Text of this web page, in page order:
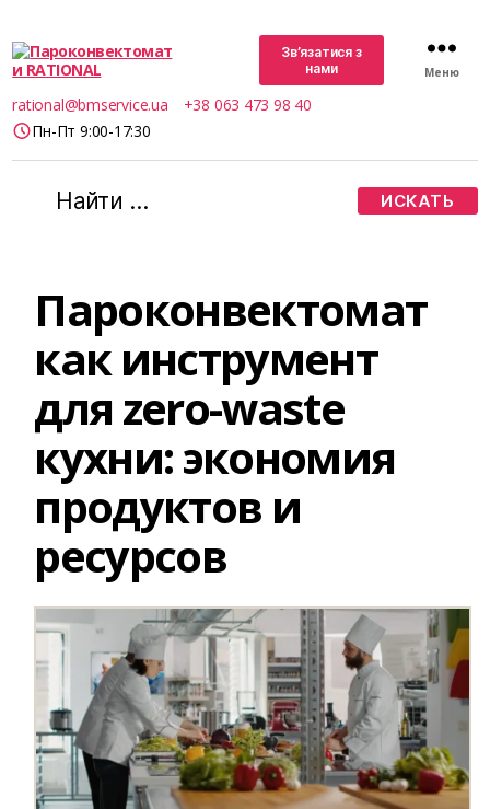
RATIONAL
Зв’язатися з
нами
rational@bmservice.ua
+38 063 473 98 40
Пн-Пт 9:00-17:30
Меню
Поиск:
Пароконвектомат
как инструмент
для zero-waste
кухни: экономия
продуктов и
ресурсов